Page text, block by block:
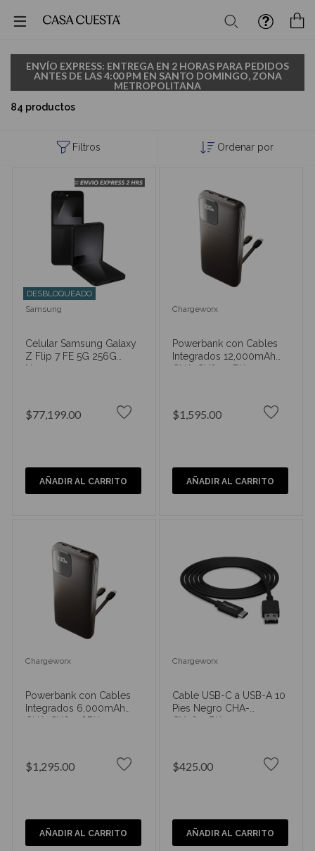
Buscar
ENVÍO EXPRESS: ENTREGA EN 2 HORAS PARA PEDIDOS
ANTES DE LAS 4:00 PM EN SANTO DOMINGO, ZONA
METROPOLITANA
84 productos
Filtros Ordenar por
Samsung
Celular Samsung Galaxy
Z Flip 7 FE 5G 256G
Negro
$77,199.00
DESBLOQUEADO
AÑADIR AL CARRITO
Chargeworx
Powerbank con Cables
Integrados 12,000mAh
CHA-CX6927BK
$1,595.00
AÑADIR AL CARRITO
Chargeworx
Powerbank con Cables
Integrados 6,000mAh
CHA-CX6926BK
$1,295.00
AÑADIR AL CARRITO
Chargeworx
Cable USB-C a USB-A 10
Pies Negro CHA-
CX4634BK
$425.00
AÑADIR AL CARRITO